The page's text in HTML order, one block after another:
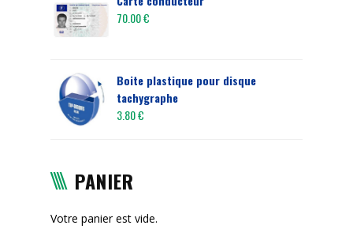
70.00€
Boite plastique pour disque
tachygraphe
3.80€
PANIER
Votre panier est vide.